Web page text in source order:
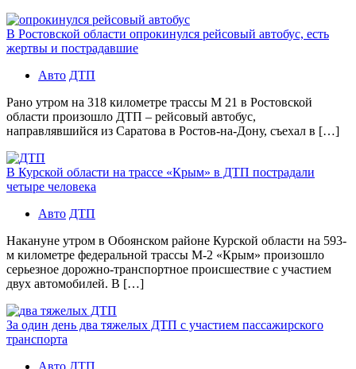
В Ростовской области опрокинулся рейсовый автобус, есть
жертвы и пострадавшие
Авто ДТП
Рано утром на 318 километре трассы М 21 в Ростовской
области произошло ДТП – рейсовый автобус,
направлявшийся из Саратова в Ростов-на-Дону, съехал в […]
В Курской области на трассе «Крым» в ДТП пострадали
четыре человека
Авто ДТП
Накануне утром в Обоянском районе Курской области на 593-
м километре федеральной трассы М-2 «Крым» произошло
серьезное дорожно-транспортное происшествие с участием
двух автомобилей. В […]
За один день два тяжелых ДТП с участием пассажирского
транспорта
Авто ДТП